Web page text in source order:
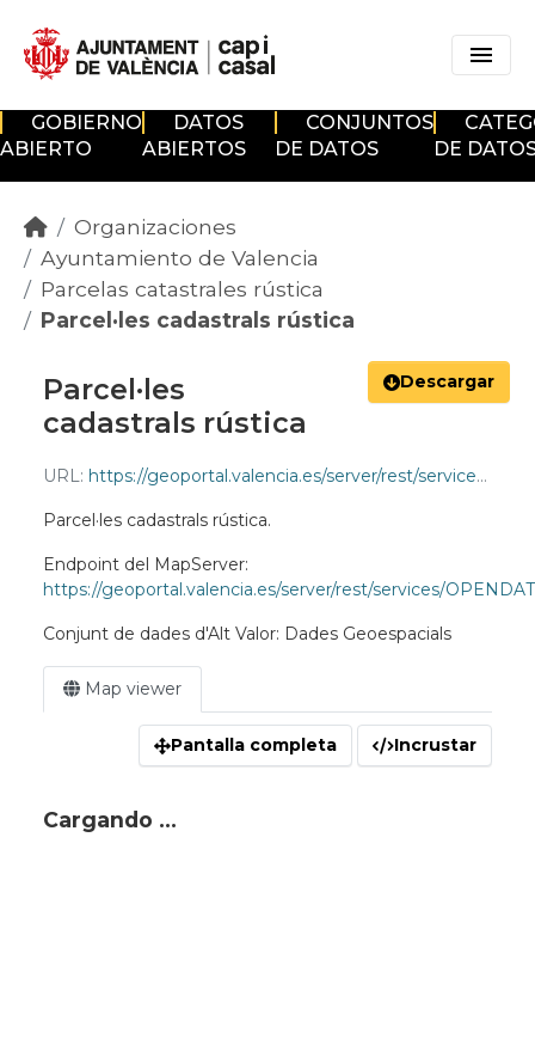
GOBIERNO
ABIERTO
DATOS
ABIERTOS
CONJUNTOS
DE DATOS
DE
Organizaciones
Ayuntamiento de Valencia
Parcelas catastrales rústica
Parcel·les cadastrals rústica
Descargar
Parcel·les
cadastrals rústica
URL: https://geoportal.valencia.es/server/rest/services/OPENDATA/UrbanismoEInfraestructuras/MapServer/213/query?where=1=1&outFields=*&f=geojson
Parcel·les cadastrals rústica.
Endpoint del MapServer:
https://geoportal.valencia.es/server/rest/services/
Conjunt de dades d'Alt Valor: Dades Geoespacials
Map viewer
Pantalla completa Incrustar